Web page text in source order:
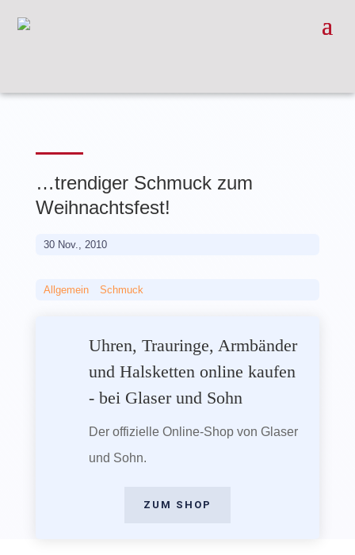
…trendiger Schmuck zum
Weihnachtsfest!
30 Nov., 2010
Allgemein__ Schmuck
Uhren, Trauringe, Armbänder
und Halsketten online kaufen
- bei Glaser und Sohn
Der offizielle Online-Shop von Glaser
und Sohn.
ZUM SHOP